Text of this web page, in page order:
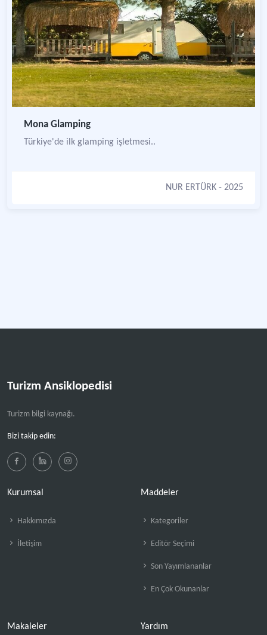
Mona Glamping
Türkiye'de ilk glamping işletmesi..
NUR ERTÜRK - 2025
Turizm Ansiklopedisi
Turizm bilgi kaynağı.
Bizi takip edin:
Kurumsal
Hakkımızda
İletişim
Maddeler
Kategoriler
Editör Seçimi
Son Yayımlananlar
En Çok Okunanlar
Makaleler Yardım